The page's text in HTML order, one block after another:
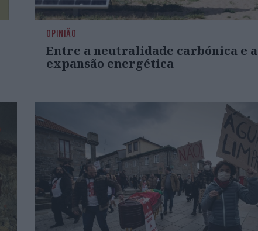
OPINIÃO
Entre a neutralidade carbónica e a
expansão energética